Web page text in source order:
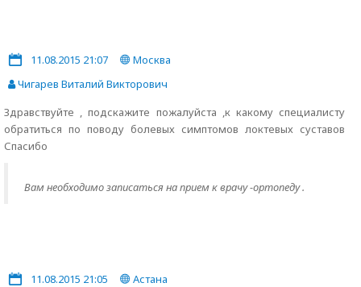
11.08.2015 21:07
Москва
Чигарев Виталий Викторович
Здравствуйте , подскажите пожалуйста ,к какому специалисту
обратиться по поводу болевых симптомов локтевых суставов
Спасибо
Вам необходимо записаться на прием к врачу -ортопеду .
11.08.2015 21:05
Астана